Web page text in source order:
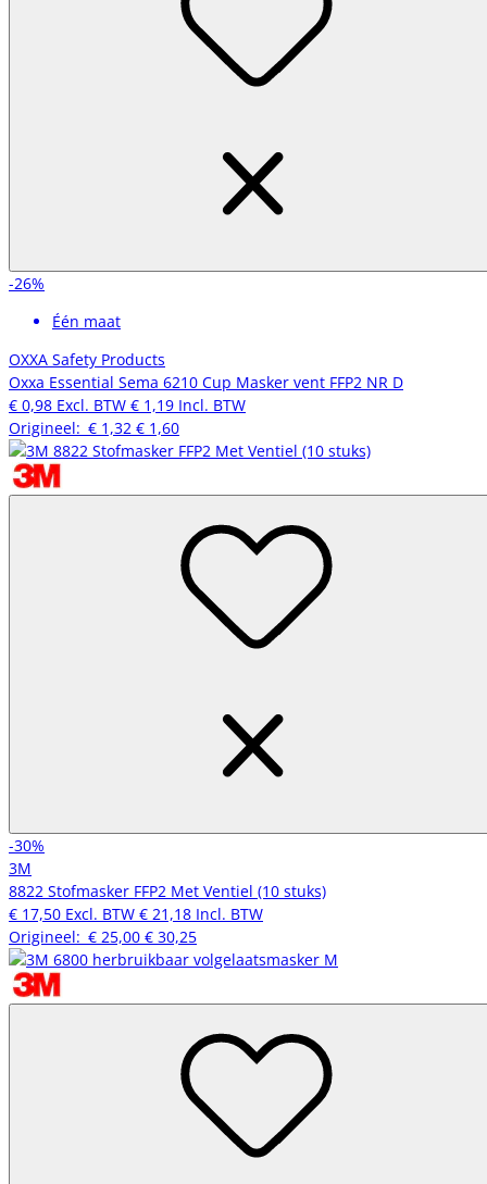
-26%
Één maat
OXXA Safety Products
Oxxa Essential Sema 6210 Cup Masker vent FFP2 NR D
€ 0,98 Excl. BTW € 1,19 Incl. BTW
Origineel: € 1,32 € 1,60
-30%
3M
8822 Stofmasker FFP2 Met Ventiel (10 stuks)
€ 17,50 Excl. BTW € 21,18 Incl. BTW
Origineel: € 25,00 € 30,25